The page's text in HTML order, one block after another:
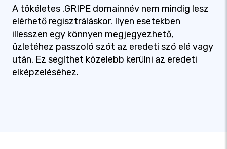
A tökéletes .GRIPE domainnév nem mindig lesz
elérhető regisztráláskor. Ilyen esetekben
illesszen egy könnyen megjegyezhető,
üzletéhez passzoló szót az eredeti szó elé vagy
után. Ez segíthet közelebb kerülni az eredeti
elképzeléséhez.